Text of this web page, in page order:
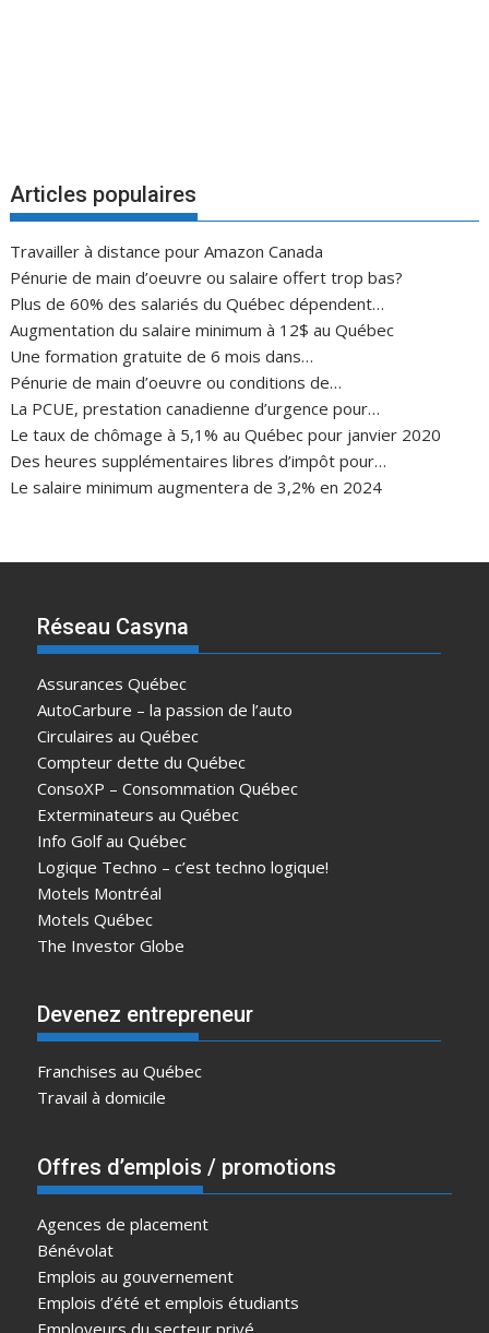
Articles populaires
Travailler à distance pour Amazon Canada
Pénurie de main d’oeuvre ou salaire offert trop bas?
Plus de 60% des salariés du Québec dépendent…
Augmentation du salaire minimum à 12$ au Québec
Une formation gratuite de 6 mois dans…
Pénurie de main d’oeuvre ou conditions de…
La PCUE, prestation canadienne d’urgence pour…
Le taux de chômage à 5,1% au Québec pour janvier 2020
Des heures supplémentaires libres d’impôt pour…
Le salaire minimum augmentera de 3,2% en 2024
Réseau Casyna
Assurances Québec
AutoCarbure – la passion de l’auto
Circulaires au Québec
Compteur dette du Québec
ConsoXP – Consommation Québec
Exterminateurs au Québec
Info Golf au Québec
Logique Techno – c’est techno logique!
Motels Montréal
Motels Québec
The Investor Globe
Devenez entrepreneur
Franchises au Québec
Travail à domicile
Offres d’emplois / promotions
Agences de placement
Bénévolat
Emplois au gouvernement
Emplois d’été et emplois étudiants
Employeurs du secteur privé